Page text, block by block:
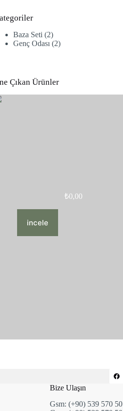
Baza Seti 22
ürün
Genç Odası 22
Çıkan Ürünler
₺0,00
incele
Bize Ulaşın
Gsm: (+90) 539 570 50